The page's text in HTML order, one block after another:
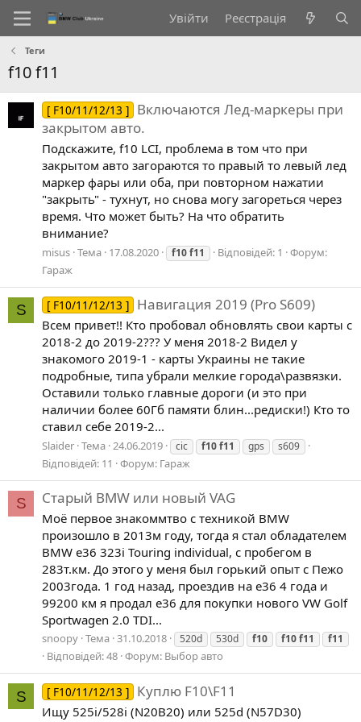
Увійти Реєстрація
Теги
f10 f11
[ F10/11/12/13 ] Включаются Лед-маркеры при
закрытом авто.
Подскажите, f10 LCI, проблема в том что при
закрытом авто загораются то правый то левый лед
маркер фары или оба, при повторном нажатии
"закрыть" - тухнут, но снова могу загореться через
время. Что может быть? На что обратить
внимание?
misus Тема 17.08.2020 f10f11 Відповідей: 1
Форум:
Гараж
S [ F10/11/12/13 ] Навигация 2019 (Pro S609)
Всем привет!! Кто пробовал обновлять свои карты с
2018-2 до 2019-2??? У меня 2018-2 Видел у
знакомого 2019-1 - карты Украины не такие
подробные, типа убрали мелкие города\развязки.
Оставили только главные дороги (и это при
наличии более 60Гб памяти блин...редиски!) Кто то
ставил себе 2019-2...
Slaider Тема 24.06.2019 cic f10f11 gps s609
Відповідей: 11 Форум: Гараж
S Старый BMW или новый VAG
Моё первое знакоммтво с техникой BMW
произошло в 2013м году, тогда я стал обладателем
BMW e36 323i Touring individual, с пробегом в
283т.км. До этого у меня был горький опыт с Пежо
2003года. 1 год назад, проездив на е36 4 года и
99200 км я продал е36 для покупки нового VW Golf
Sportwagen 2.0 TDI...
snoopy Тема 31.10.2018 520d 530d f10 f10f11 f11
Відповідей: 48 Форум: Выбор авто
S [ F10/11/12/13 ] Куплю F10\F11
Ищу 525i/528i (N20B20) или 525d (N57D30)